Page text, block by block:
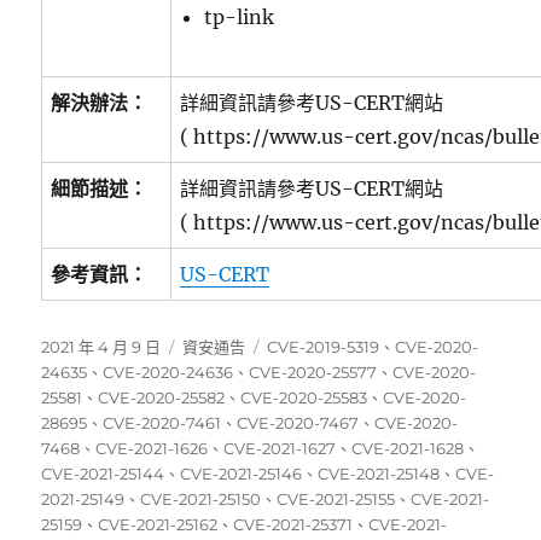
tp-link
解決辦法：
詳細資訊請參考US-CERT網站
( https://www.us-cert.gov/ncas/
細節描述：
詳細資訊請參考US-CERT網站
( https://www.us-cert.gov/ncas/
參考資訊： US-CERT
發
佈
日
期:
2021 年 4 月 9 日
分
類
資安通告
標
籤
CVE-2019-5319 、CVE-2020-
24635 、CVE-2020-24636 、CVE-2020-25577 、CVE-2020-
25581 、CVE-2020-25582 、CVE-2020-25583 、CVE-2020-
28695 、CVE-2020-7461 、CVE-2020-7467 、CVE-2020-
7468 、CVE-2021-1626 、CVE-2021-1627 、CVE-2021-1628 、
CVE-2021-25144 、CVE-2021-25146 、CVE-2021-25148 、CVE-
2021-25149 、CVE-2021-25150 、CVE-2021-25155 、CVE-2021-
25159 、CVE-2021-25162 、CVE-2021-25371 、CVE-2021-